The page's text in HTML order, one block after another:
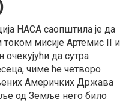
НАСА саопштила је да
мисије Артемис II и
да сутра
чиме ће четворо
Америчких Држава
од Земље него било